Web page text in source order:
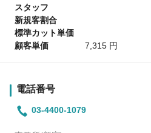
スタッフ
新規客割合
標準カット単価
顧客単価
7,315 円
電話番号
03-4400-1079